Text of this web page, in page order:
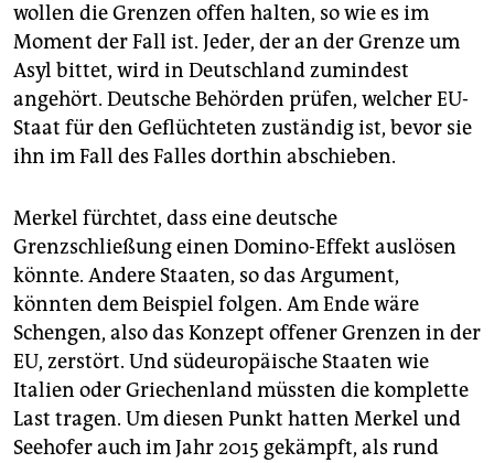
wollen die Grenzen offen halten, so wie es im
Moment der Fall ist. Jeder, der an der Grenze um
Asyl bittet, wird in Deutschland zumindest
angehört. Deutsche Behörden prüfen, welcher EU-
Staat für den Geflüchteten zuständig ist, bevor sie
ihn im Fall des Falles dorthin abschieben.
Merkel fürchtet, dass eine deutsche
Grenzschließung einen Domino-Effekt auslösen
könnte. Andere Staaten, so das Argument,
könnten dem Beispiel folgen. Am Ende wäre
Schengen, also das Konzept offener Grenzen in der
EU, zerstört. Und südeuropäische Staaten wie
Italien oder Griechenland müssten die komplette
Last tragen. Um diesen Punkt hatten Merkel und
Seehofer auch im Jahr 2015 gekämpft, als rund